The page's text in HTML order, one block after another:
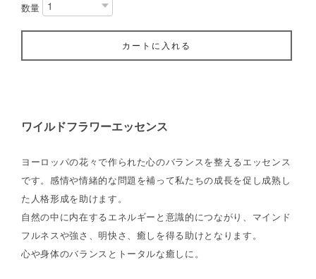
数量
カートに入れる
ワイルドフラワーエッセンス
ヨーロッパの花々で作られた心のバランスを整えるエッセンス
です。感情や情緒的な問題を補って私たちの成長を促し成熟し
た人格形成を助けます。
自然の中に内在するエネルギーと意識的につながり、マインド
フルネスや強さ、明快さ、癒しを得る助けとなります。
心や身体のバランスとトータルな癒しに。